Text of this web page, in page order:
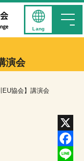
Lang
演会
EU協会】講演会
X